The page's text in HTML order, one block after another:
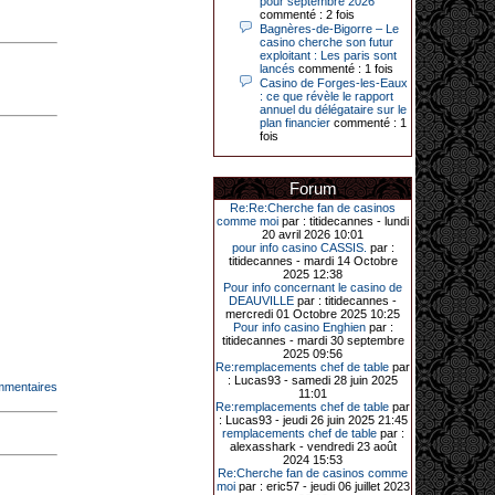
Le plus gros gain gagné depuis plus
de 20 ans dans l’établissement.
31-03-2026|
Série de jackpots au casino JOA de
Gujan-Mestras : ce mois de mars a
été fructueux pour quelques
une machine à sous pour une mise
initiale de 5,28 €. Puis quelques
jours plus tard, le vendredi 27 mars,
un joueur a décroché 12 086 euros
sur une autre machine à sous.
Enfin, troisième et dernier jackpot,
record cette fois-ci, le samedi 28
mars dernier. Quelque 111 322
euros ont été remportés sur la table
d’Ultimate Texas Hold’em Poker,
grâce à une mise de 5 euros sur la
case bonus et une quinte flush
royale. Ces gains ont été annoncés
dans un communiqué diffusé par le
casino ce lundi 30 mars en soirée.
11-01-2026|
Dimanche 11 janvier, en soirée, une
cliente retraitée de 78 ans, habitant
Trémuson, a eu l’énorme surprise
commenté : 2 fois
Bagnères-de-Bigorre – Le
casino cherche son futur
exploitant : Les paris sont
lancés commenté : 1 fois
Casino de Forges-les-Eaux
: ce que révèle le rapport
annuel du délégataire sur le
plan financier commenté : 1
fois
Forum
Re:Re:Cherche fan de casinos
comme moi par : titidecannes - lundi
20 avril 2026 10:01
pour info casino CASSIS. par :
titidecannes - mardi 14 Octobre
2025 12:38
Pour info concernant le casino de
DEAUVILLE par : titidecannes -
mercredi 01 Octobre 2025 10:25
Pour info casino Enghienpar :
titidecannes - mardi 30 septembre
2025 09:56
Re:remplacements chef de table par
: Lucas93 - samedi 28 juin 2025
11:01
Re:remplacements chef de table par
: Lucas93 - jeudi 26 juin 2025 21:45
remplacements chef de tablepar :
alexasshark - vendredi 23 août
2024 15:53
Re:Cherche fan de casinos comme
moipar : eric57 - jeudi 06 juillet 2023